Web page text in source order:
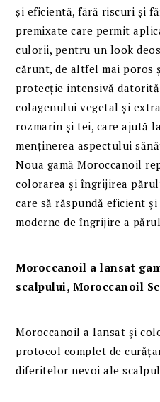
și eficientă, fără riscuri și
premixate care permit
culorii, pentru un look
cărunt, de altfel mai poros
protecție intensivă
colagenului vegetal și
rozmarin și tei, care ajută
menținerea aspectului
Noua gamă Moroccanoil
colorarea și îngrijirea
care să răspundă eficient
moderne de îngrijire a
Moroccanoil a lansat
scalpului, Moroccanoil
Moroccanoil a lansat și
protocol complet de
diferitelor nevoi ale